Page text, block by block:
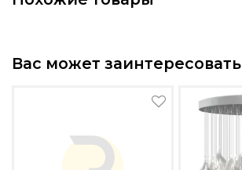
Вас может заинтересовать